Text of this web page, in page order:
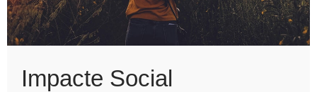
Impacte Social